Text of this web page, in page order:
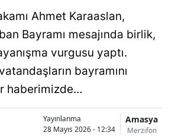
Ahmet Karaaslan,
Bayramı mesajında birlik,
vurgusu yaptı.
bayramını
haberimizde…
Yayınlanma
28 Mayıs 2026 - 12:34
Amasya
Merzifon